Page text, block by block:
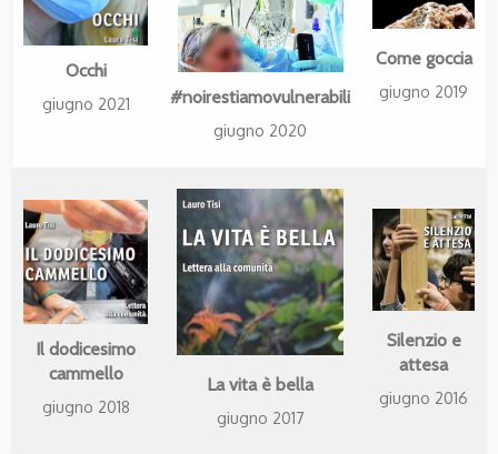
Occhi
giugno 2021 #noirestiamovulnerabili
giugno 2020
Come goccia
giugno 2019
Il dodicesimo
cammello
giugno 2018
La vita è bella
giugno 2017
Silenzio e
attesa
giugno 2016